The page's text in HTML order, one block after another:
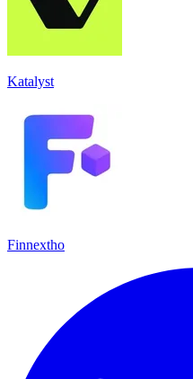
Katalyst
Finnextho